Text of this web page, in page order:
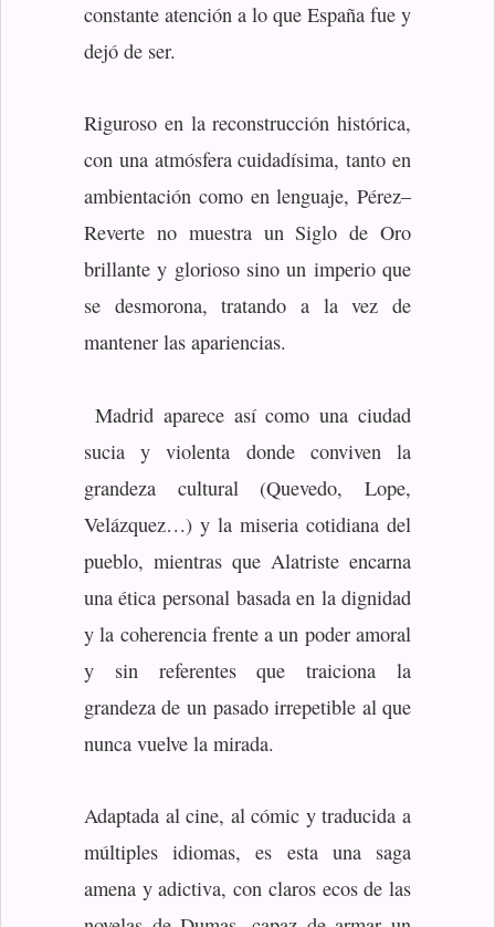
constante atención a lo que España fue y
dejó de ser.
Riguroso en la reconstrucción histórica,
con una atmósfera cuidadísima, tanto en
ambientación como en lenguaje, Pérez‒
Reverte no muestra un Siglo de Oro
brillante y glorioso sino un imperio que
se desmorona, tratando a la vez de
mantener las apariencias.
Madrid aparece así como una ciudad
sucia y violenta donde conviven la
grandeza cultural (Quevedo, Lope,
Velázquez…) y la miseria cotidiana del
pueblo, mientras que Alatriste encarna
una ética personal basada en la dignidad
y la coherencia frente a un poder amoral
y sin referentes que traiciona la
grandeza de un pasado irrepetible al que
nunca vuelve la mirada.
Adaptada al cine, al cómic y traducida a
múltiples idiomas, es esta una saga
amena y adictiva, con claros ecos de las